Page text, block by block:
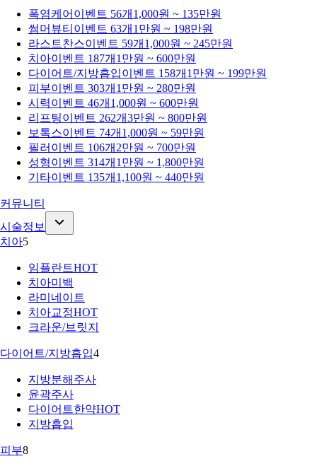
폭염케어 이벤트 56개 1,000원 ~ 135만원
썸머뷰티 이벤트 63개 1만원 ~ 198만원
라스트찬스이벤트 59개 1,000원 ~ 245만원
치아이벤트 187개 1만원 ~ 600만원
다이어트/지방흡입이벤트 158개 1만원 ~ 199만원
피부이벤트 303개 1만원 ~ 280만원
시력이벤트 46개 1,000원 ~ 600만원
리프팅이벤트 262개3만원 ~ 800만원
보톡스이벤트 74개 1,000원 ~ 59만원
필러 이벤트 106개 2만원 ~ 700만원
성형이벤트 314개 1만원 ~ 1,800만원
기타이벤트 135개 1,100원 ~ 440만원
커뮤니티
시술정보
치아5
임플란트HOT
치아미백
라미네이트
치아교정HOT
크라운/브릿지
다이어트/지방흡입4
지방분해주사
윤곽주사
다이어트한약HOT
지방흡입
피부8